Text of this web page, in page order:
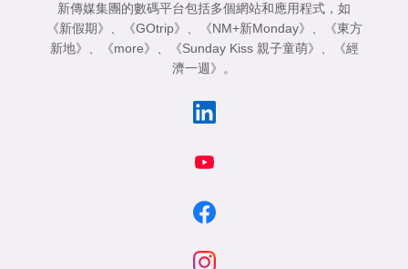
新傳媒集團的數碼平台包括多個網站和應用程式，如
《新假期》 、 《GOtrip》 、 《NM+新Monday》 、
《東方
新地》 、 《more》 、 《Sunday Kiss 親子童萌》 、
《經
濟一週》 。